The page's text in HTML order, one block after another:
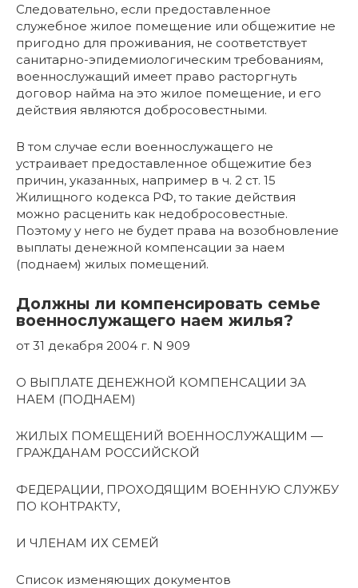
Следовательно, если предоставленное
служебное жилое помещение или общежитие не
пригодно для проживания, не соответствует
санитарно-эпидемиологическим требованиям,
военнослужащий имеет право расторгнуть
договор найма на это жилое помещение, и его
действия являются добросовестными.
В том случае если военнослужащего не
устраивает предоставленное общежитие без
причин, указанных, например в ч. 2 ст. 15
Жилищного кодекса РФ, то такие действия
можно расценить как недобросовестные.
Поэтому у него не будет права на возобновление
выплаты денежной компенсации за наем
(поднаем) жилых помещений.
Должны ли компенсировать семье
военнослужащего наем жилья?
от 31 декабря 2004 г. N 909
О ВЫПЛАТЕ ДЕНЕЖНОЙ КОМПЕНСАЦИИ ЗА
НАЕМ (ПОДНАЕМ)
ЖИЛЫХ ПОМЕЩЕНИЙ ВОЕННОСЛУЖАЩИМ —
ГРАЖДАНАМ РОССИЙСКОЙ
ФЕДЕРАЦИИ, ПРОХОДЯЩИМ ВОЕННУЮ СЛУЖБУ
ПО КОНТРАКТУ,
И ЧЛЕНАМ ИХ СЕМЕЙ
Список изменяющих документов